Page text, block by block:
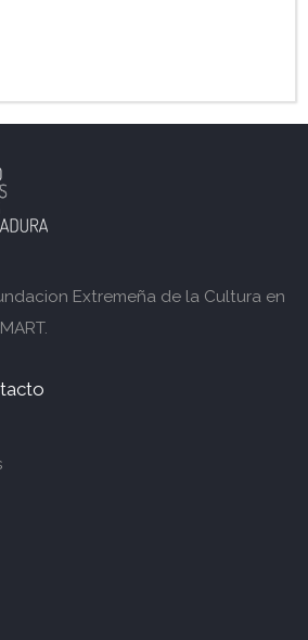
Extremeña de la Cultura en